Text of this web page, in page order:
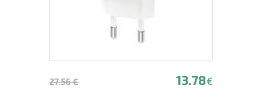
27.56 € 13.78€